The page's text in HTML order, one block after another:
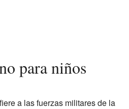
para niños
a las fuerzas militares de la